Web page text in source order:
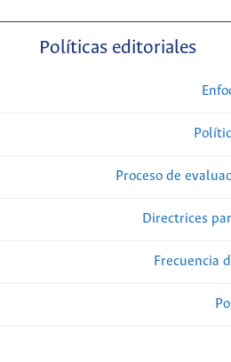
Políticas editoriales
Proceso de
Directrices
Frecuencia